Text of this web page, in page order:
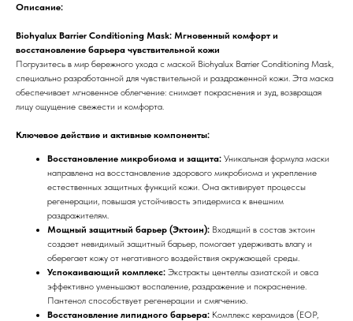
Описание:
Biohyalux Barrier Conditioning Mask: Мгновенный комфорт и
восстановление барьера чувствительной кожи
Погрузитесь в мир бережного ухода с маской Biohyalux Barrier Conditioning Mask,
специально разработанной для чувствительной и раздраженной кожи. Эта маска
обеспечивает мгновенное облегчение: снимает покраснения и зуд, возвращая
лицу ощущение свежести и комфорта.
Ключевое действие и активные компоненты:
Восстановление микробиома и защита: Уникальная формула маски
направлена на восстановление здорового микробиома и укрепление
естественных защитных функций кожи. Она активирует процессы
регенерации, повышая устойчивость эпидермиса к внешним
раздражителям.
Мощный защитный барьер (Эктоин): Входящий в состав эктоин
создает невидимый защитный барьер, помогает удерживать влагу и
оберегает кожу от негативного воздействия окружающей среды.
Успокаивающий комплекс: Экстракты центеллы азиатской и овса
эффективно уменьшают воспаление, раздражение и покраснение.
Пантенол способствует регенерации и смягчению.
Восстановление липидного барьера: Комплекс керамидов (EOP,